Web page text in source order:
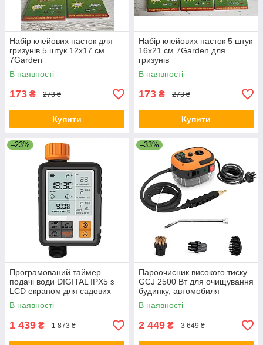
Набір клейових пасток для
гризунів 5 штук 12х17 см
7Garden
В наявності
173 ₴ 273 ₴
Купити
Набір клейових пасток 5 штук
16х21 см 7Garden для
гризунів
В наявності
173 ₴ 273 ₴
Купити
–23%
Програмований таймер
подачі води DIGITAL IPX5 з
LCD екраном для садових
рослин
В наявності
1 439 ₴ 1 873 ₴
–33%
Пароочисник високого тиску
GCJ 2500 Вт для очищування
будинку, автомобиля
Помаранчевий
В наявності
2 449 ₴ 3 649 ₴